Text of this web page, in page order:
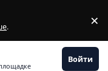
. ×
Войти